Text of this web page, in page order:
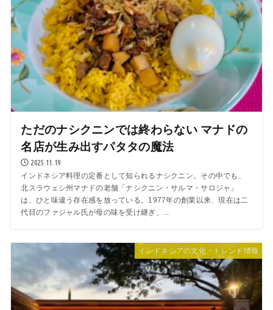
ただのナシクニンでは終わらない マナドの
名店が生み出すパタタの魔法
2025.11.19
インドネシア料理の定番として知られるナシクニン。その中でも、
北スラウェシ州マナドの老舗「ナシクニン・サルマ・サロジャ」
は、ひと味違う存在感を放っている。1977年の創業以来、現在は二
代目のファジャル氏が母の味を受け継ぎ、...
インドネシアの文化・トレンド情報